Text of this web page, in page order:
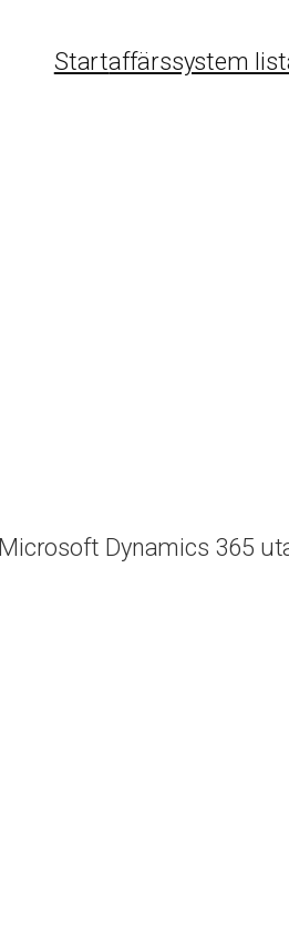
Startaffärssystem
Dynamics 365